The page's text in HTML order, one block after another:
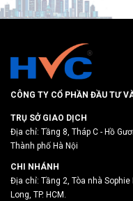
CÔNG TY CỔ PHẦN ĐẦU TƯ
TRỤ SỞ GIAO DỊCH
Địa chỉ: Tầng 8, Tháp C - Hồ
Thành phố Hà Nội
CHI NHÁNH
Địa chỉ: Tầng 2, Tòa nhà
Long, TP. HCM.